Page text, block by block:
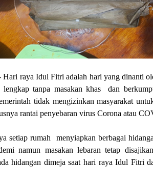
raya Idul Fitri adalah hari yang dinanti
tanpa masakan khas dan
tidak mengizinkan masyarakat
rantai penyebaran virus Corona atau
setiap rumah menyiapkan berbagai
namun masakan lebaran tetap
hidangan dimeja saat hari raya Idul Fitri